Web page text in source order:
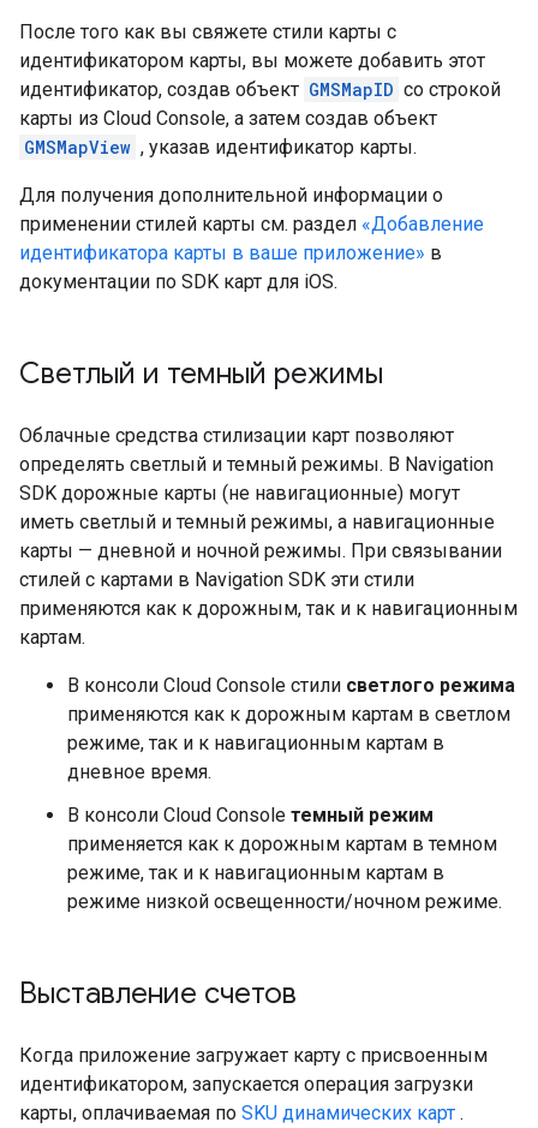
После того как вы свяжете стили карты с
идентификатором карты, вы можете добавить этот
идентификатор, создав объект GMSMapID со строкой
карты из Cloud Console, а затем создав объект
GMSMapView , указав идентификатор карты.
Для получения дополнительной информации о
применении стилей карты см. раздел «Добавление
идентификатора карты в ваше приложение» в
документации по SDK карт для iOS.
Светлый и темный режимы
Облачные средства стилизации карт позволяют
определять светлый и темный режимы. В Navigation
SDK дорожные карты (не навигационные) могут
иметь светлый и темный режимы, а навигационные
карты — дневной и ночной режимы. При связывании
стилей с картами в Navigation SDK эти стили
применяются как к дорожным, так и к навигационным
картам.
В консоли Cloud Console стили светлого режима
применяются как к дорожным картам в светлом
режиме, так и к навигационным картам в
дневное время.
В консоли Cloud Console темный режим
применяется как к дорожным картам в темном
режиме, так и к навигационным картам в
режиме низкой освещенности/ночном режиме.
Выставление счетов
Когда приложение загружает карту с присвоенным
идентификатором, запускается операция загрузки
карты, оплачиваемая по SKU динамических карт .